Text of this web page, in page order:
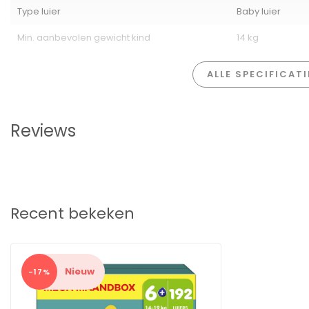
comfort dat het verdient – zowel overdag als 's nachts.
Type luier
Baby luier
Min. aanbevolen gewicht kind
14 kg
ALLE
Reviews
Recent bekeken
-17% Nieuw